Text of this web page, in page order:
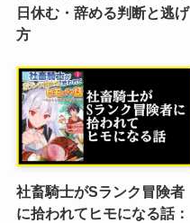
日休む・辞める判断と逃げ
方
社畜騎士がSランク冒険者
に拾われてヒモになる話：